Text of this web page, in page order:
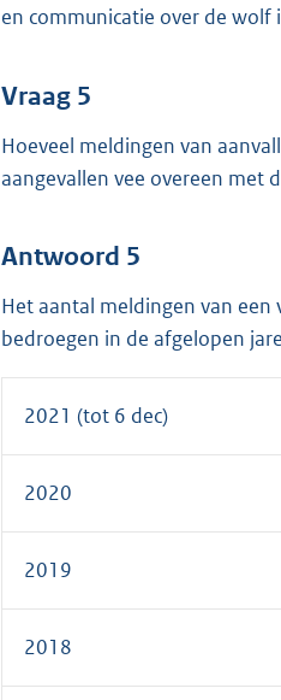
en communicatie over de
Vraag 5
Hoeveel meldingen van
aangevallen vee overeen met
Antwoord 5
Het aantal meldingen van
bedroegen in de afgelopen
2021 (tot 6 dec)
2020
2019
2018